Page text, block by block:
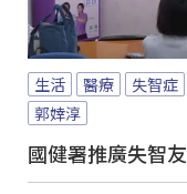
生活 醫療 失智症
郭婞淳
國健署推廣失智